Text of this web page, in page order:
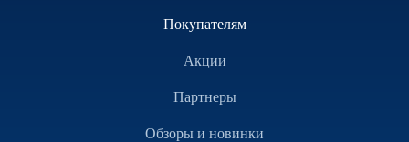
Покупателям
Акции
Партнеры
Обзоры и новинки